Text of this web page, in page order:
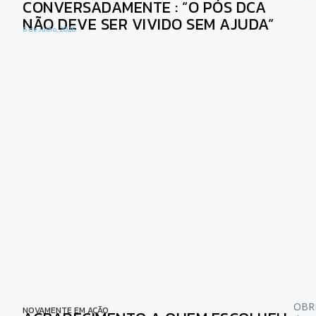
CONVERSADAMENTE : “O PÓS DCA
NÃO DEVE SER VIVIDO SEM AJUDA”
6 de Julho, 2026
NOVAMENTE EM AÇÃO